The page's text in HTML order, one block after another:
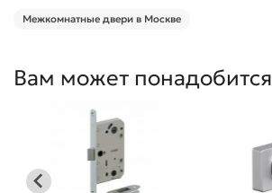
Межкомнатные двери в Москве
Вам может понадобится